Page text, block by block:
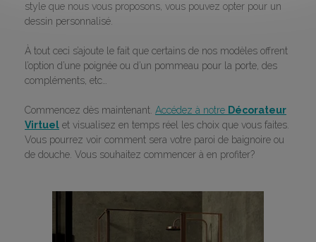
style que nous vous proposons, vous pouvez opter pour un
dessin personnalisé.
À tout ceci s’ajoute le fait que certains de nos modèles offrent
l’option d’une poignée ou d’un pommeau pour la porte, des
compléments, etc…
Commencez dès maintenant. Accédez à notre Décorateur
Virtuel et visualisez en temps réel les choix que vous faites.
Vous pourrez voir comment sera votre paroi de baignoire ou
de douche. Vous souhaitez commencer à en profiter?